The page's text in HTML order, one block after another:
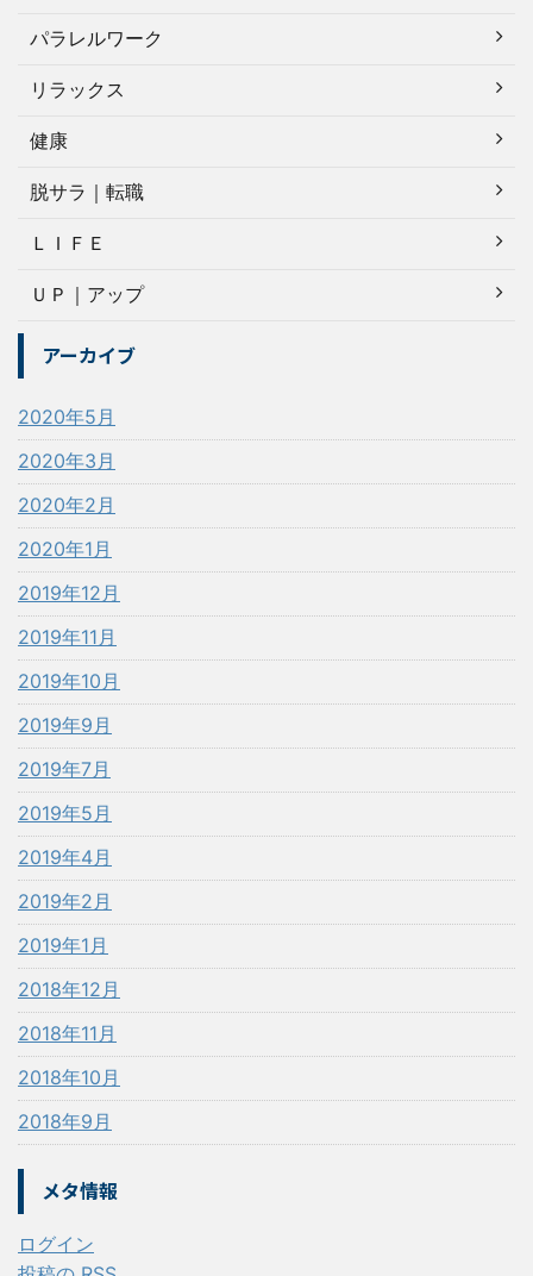
パラレルワーク
リラックス
健康
脱サラ｜転職
ＬＩＦＥ
ＵＰ｜アップ
アーカイブ
2020年5月
2020年3月
2020年2月
2020年1月
2019年12月
2019年11月
2019年10月
2019年9月
2019年7月
2019年5月
2019年4月
2019年2月
2019年1月
2018年12月
2018年11月
2018年10月
2018年9月
メタ情報
ログイン